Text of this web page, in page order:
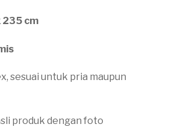
235 cm
sesuai untuk pria maupun
produk dengan foto